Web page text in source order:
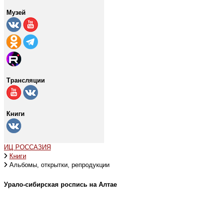
Музей
Трансляции
Книги
ИЦ РОССАЗИЯ
Книги
Альбомы, открытки, репродукции
Урало-сибирская роспись на Алтае